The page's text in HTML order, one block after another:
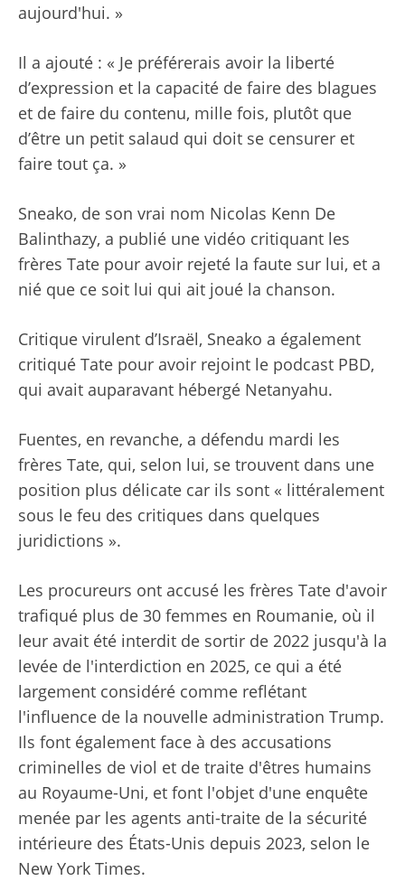
aujourd'hui. »
Il a ajouté : « Je préférerais avoir la liberté
d’expression et la capacité de faire des blagues
et de faire du contenu, mille fois, plutôt que
d’être un petit salaud qui doit se censurer et
faire tout ça. »
Sneako, de son vrai nom Nicolas Kenn De
Balinthazy, a publié une vidéo critiquant les
frères Tate pour avoir rejeté la faute sur lui, et a
nié que ce soit lui qui ait joué la chanson.
Critique virulent d’Israël, Sneako a également
critiqué Tate pour avoir rejoint le podcast PBD,
qui avait auparavant hébergé Netanyahu.
Fuentes, en revanche, a défendu mardi les
frères Tate, qui, selon lui, se trouvent dans une
position plus délicate car ils sont « littéralement
sous le feu des critiques dans quelques
juridictions ».
Les procureurs ont accusé les frères Tate d'avoir
trafiqué plus de 30 femmes en Roumanie, où il
leur avait été interdit de sortir de 2022 jusqu'à la
levée de l'interdiction en 2025, ce qui a été
largement considéré comme reflétant
l'influence de la nouvelle administration Trump.
Ils font également face à des accusations
criminelles de viol et de traite d'êtres humains
au Royaume-Uni, et font l'objet d'une enquête
menée par les agents anti-traite de la sécurité
intérieure des États-Unis depuis 2023, selon le
New York Times.